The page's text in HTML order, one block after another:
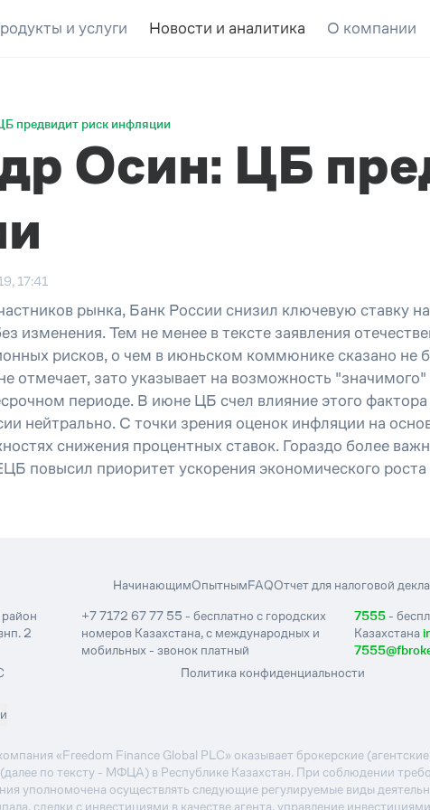
и услуги Новости и аналитика О компании
предвидит риск инфляции
Осин: ЦБ
17:41
рынка, Банк России снизил ключевую ставку
изменения. Тем не менее в тексте заявления
рисков, о чем в июньском коммюнике сказано не
отмечает, зато указывает на возможность
периоде. В июне ЦБ счел влияние этого
нейтрально. С точки зрения оценок инфляции на
снижения процентных ставок. Гораздо более
повысил приоритет ускорения экономического
НачинающимОпытнымFAQОтчет для налоговой
район
2
+7 7172 67 77 55 - бесплатно с городских
номеров Казахстана, с международных и
мобильных - звонок платный
7555-
Казахстана
Политика конфиденциальности
«Freedom Finance Global PLC» оказывает брокерские
по тексту - МФЦА) в Республике Казахстан. При соблюдении
уполномочена осуществлять следующие регулируемые виды
сделки с инвестициями в качестве агента, управление